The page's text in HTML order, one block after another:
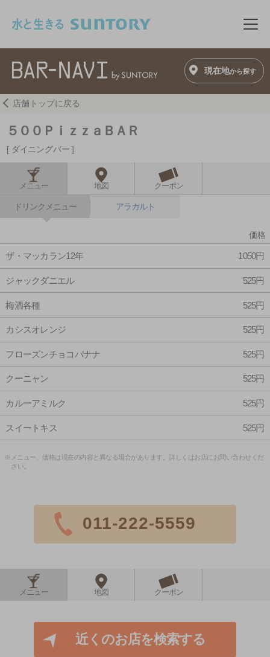
メ
現在地から探す
店舗トップに戻る
５００ＰｉｚｚａＢＡＲ
ダイニングバー
メニュー 地図 クーポン
ドリンクメニュー アラカルト
価格
ザ・マッカラン12年 1050円
ジャックダニエル 525円
梅酒各種 525円
カシスオレンジ 525円
フローズンチョコバナナ 525円
クーニャン 525円
カルーアミルク 525円
スイートキス 525円
※メニュー、価格は現在の内容と異なる場合があります。詳しくはお店にお問い合わせくだ
さい。
011-222-5559
メニュー 地図 クーポン
近くのお店を検索する